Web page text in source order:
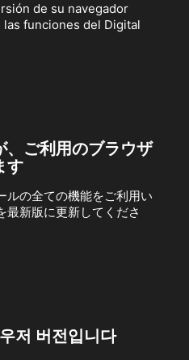
de su navegador
funciones del Digital
、ご利用のブラウザ
す
ルの全ての機能をご利用い
最新版に更新してくださ
저 버전입니다